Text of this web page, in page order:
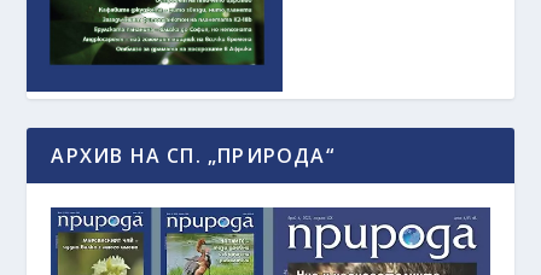
АРХИВ НА СП. „ПРИРОДА“